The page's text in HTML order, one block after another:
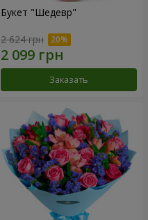
Букет "Шедевр"
2 624 грн
Заказать